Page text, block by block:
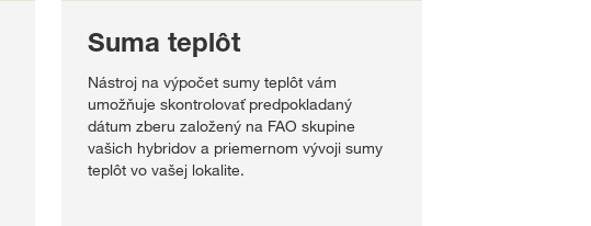
Suma teplôt
Nástroj na výpočet sumy teplôt vám
umožňuje skontrolovať predpokladaný
dátum zberu založený na FAO skupine
vašich hybridov a priemernom vývoji sumy
teplôt vo vašej lokalite.